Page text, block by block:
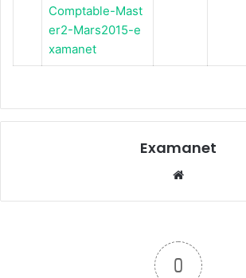
Comptable-Mast
er2-Mars2015-e
xamanet
Examanet
0